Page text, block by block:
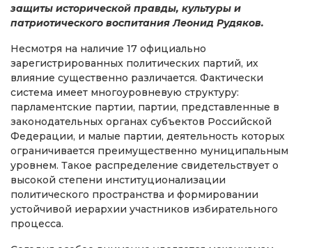
защиты исторической правды, культуры и
патриотического воспитания Леонид Рудяков.
Несмотря на наличие 17 официально
зарегистрированных политических партий, их
влияние существенно различается. Фактически
система имеет многоуровневую структуру:
парламентские партии, партии, представленные в
законодательных органах субъектов Российской
Федерации, и малые партии, деятельность которых
ограничивается преимущественно муниципальным
уровнем. Такое распределение свидетельствует о
высокой степени институционализации
политического пространства и формировании
устойчивой иерархии участников избирательного
процесса.